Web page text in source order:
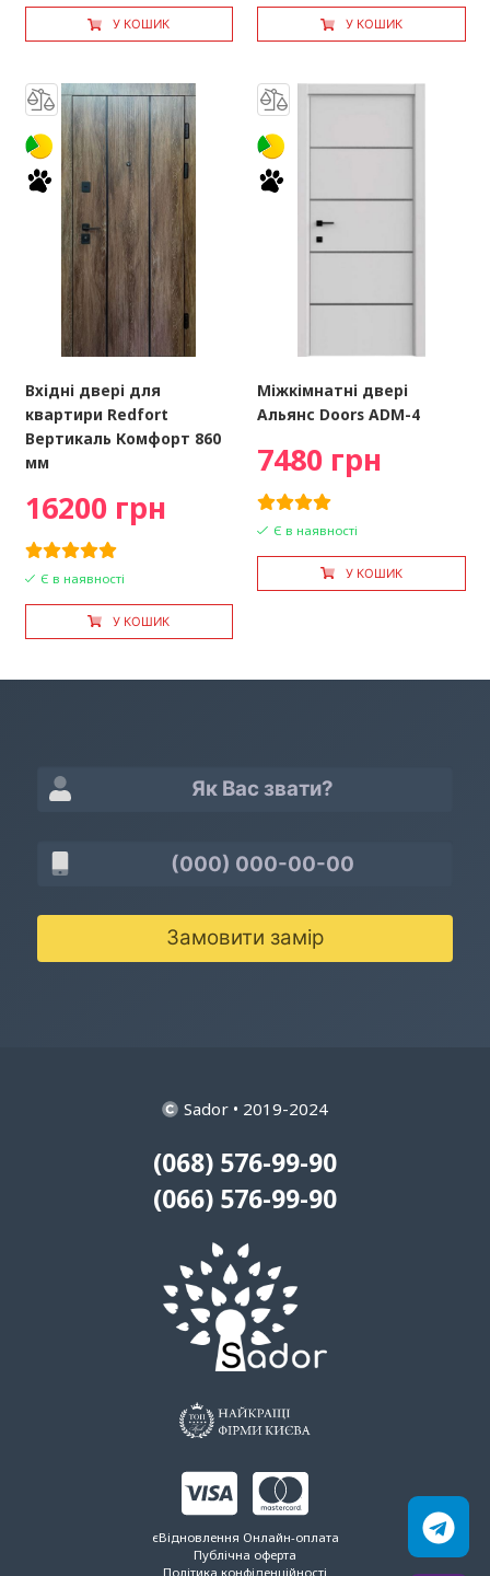
У КОШИК У КОШИК
Вхідні двері для
квартири Redfort
Вертикаль Комфорт 860
мм
16200 грн
Є в наявності
У КОШИК
Міжкімнатні двері
Альянс Doors ADM-4
7480 грн
Є в наявності
У КОШИК
Замовити замір
Sador • 2019-2024
(068) 576-99-90
(066) 576-99-90
єВідновлення Онлайн-оплата
Публічна оферта
Політика конфіденційності